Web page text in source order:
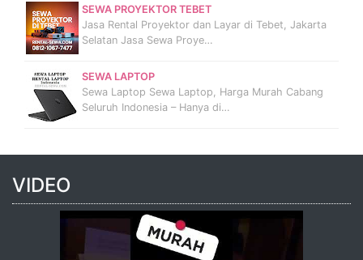
SEWA PROYEKTOR TEBET
Jasa Rental Proyektor dan Layar di Tebet, Jakarta
Selatan Jasa Sewa Proye…
SEWA LAPTOP
Sewa Laptop Sewa Laptop, Harga Murah Cabang
Seluruh Indonesia – Hanya di…
VIDEO